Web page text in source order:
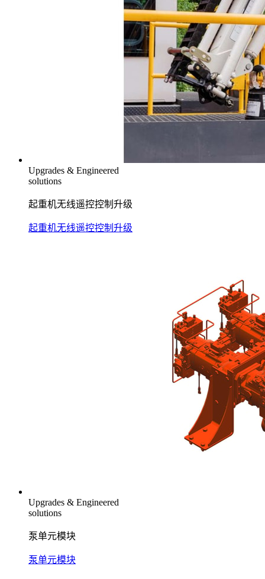
Upgrades & Engineered
solutions
起重机无线遥控控制升级
起重机无线遥控控制升级
Upgrades & Engineered
solutions
泵单元模块
泵单元模块